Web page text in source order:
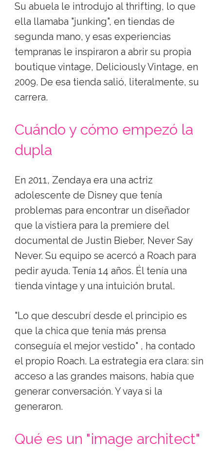
Su abuela le introdujo al thrifting, lo que
ella llamaba "junking", en tiendas de
segunda mano, y esas experiencias
tempranas le inspiraron a abrir su propia
boutique vintage, Deliciously Vintage, en
2009. De esa tienda salió, literalmente, su
carrera.
Cuándo y cómo empezó la
dupla
En 2011, Zendaya era una actriz
adolescente de Disney que tenía
problemas para encontrar un diseñador
que la vistiera para la premiere del
documental de Justin Bieber, Never Say
Never. Su equipo se acercó a Roach para
pedir ayuda. Tenía 14 años. Él tenía una
tienda vintage y una intuición brutal.
"Lo que descubrí desde el principio es
que la chica que tenía más prensa
conseguía el mejor vestido" , ha contado
el propio Roach. La estrategia era clara: sin
acceso a las grandes maisons, había que
generar conversación. Y vaya si la
generaron.
Qué es un "image architect"